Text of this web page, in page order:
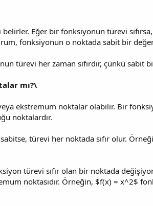
belirler. Eğer bir fonksiyonun türevi
fonksiyonun o noktada sabit bir
türevi her zaman sıfırdır, çünkü sabit
mı?\
ekstremum noktalar olabilir. Bir
noktalardır.
türevi her noktada sıfır olur.
türevi sıfır olan bir noktada
noktasıdır. Örneğin, $f(x) = x^2$